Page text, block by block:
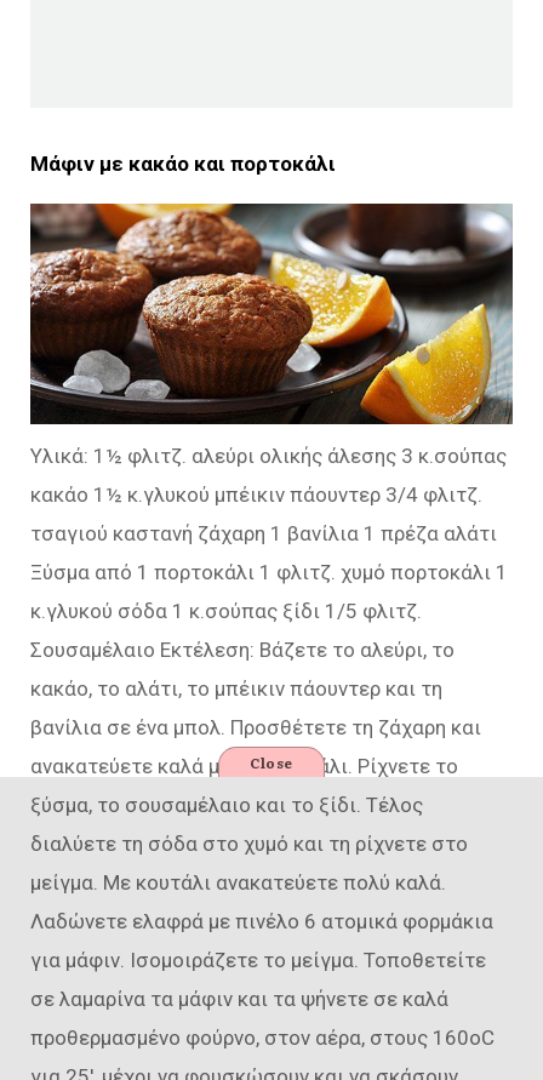
Μάφιν με κακάο και πορτοκάλι
Υλικά: 1½ φλιτζ. αλεύρι ολικής άλεσης 3 κ.σούπας
κακάο 1½ κ.γλυκού μπέικιν πάουντερ 3/4 φλιτζ.
τσαγιού καστανή ζάχαρη 1 βανίλια 1 πρέζα αλάτι
Ξύσμα από 1 πορτοκάλι 1 φλιτζ. χυμό πορτοκάλι 1
κ.γλυκού σόδα 1 κ.σούπας ξίδι 1/5 φλιτζ.
Σουσαμέλαιο Εκτέλεση: Βάζετε το αλεύρι, το
κακάο, το αλάτι, το μπέικιν πάουντερ και τη
βανίλια σε ένα μπολ. Προσθέτετε τη ζάχαρη και
ανακατεύετε καλά με ένα κουτάλι. Ρίχνετε το
ξύσμα, το σουσαμέλαιο και το ξίδι. Τέλος
διαλύετε τη σόδα στο χυμό και τη ρίχνετε στο
μείγμα. Με κουτάλι ανακατεύετε πολύ καλά.
Λαδώνετε ελαφρά με πινέλο 6 ατομικά φορμάκια
για μάφιν. Ισομοιράζετε το μείγμα. Τοποθετείτε
σε λαμαρίνα τα μάφιν και τα ψήνετε σε καλά
προθερμασμένο φούρνο, στον αέρα, στους 160οC
Close